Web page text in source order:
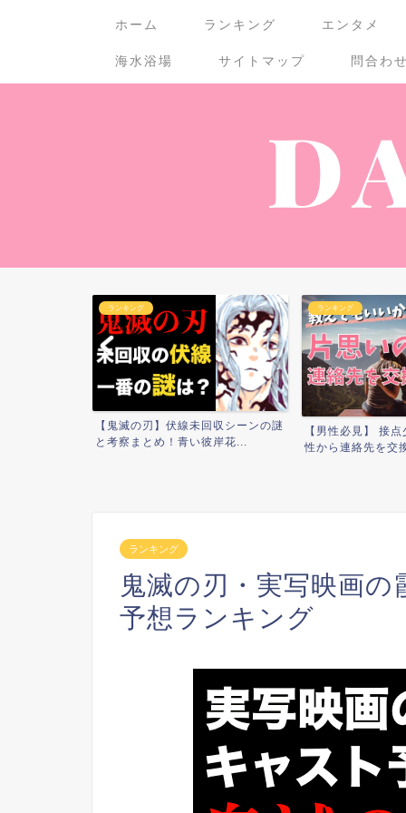
ホーム ランキング エンタメ
海水浴場 サイトマップ 問合わ
ランキング
【男性必見】 接点少ない片思い女
性から連絡先を交換する方...
【上半身&下半身
ット法と簡単エ...
ランキング
鬼滅の刃・実写映画
予想ランキング